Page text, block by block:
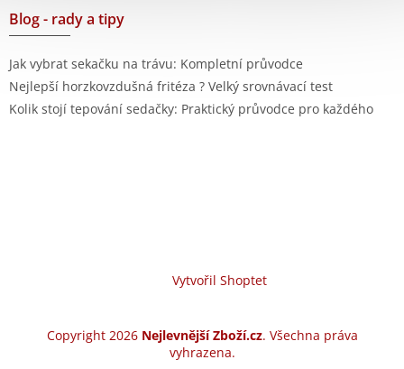
Blog - rady a tipy
Jak vybrat sekačku na trávu: Kompletní průvodce
Nejlepší horzkovzdušná fritéza ? Velký srovnávací test
Kolik stojí tepování sedačky: Praktický průvodce pro každého
Vytvořil Shoptet
Copyright 2026 Nejlevnější Zboží.cz. Všechna práva
vyhrazena.